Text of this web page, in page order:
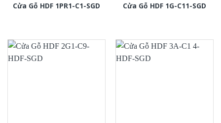
Cửa Gỗ HDF 1PR1-C1-SGD Cửa Gỗ HDF 1G-C11-SGD